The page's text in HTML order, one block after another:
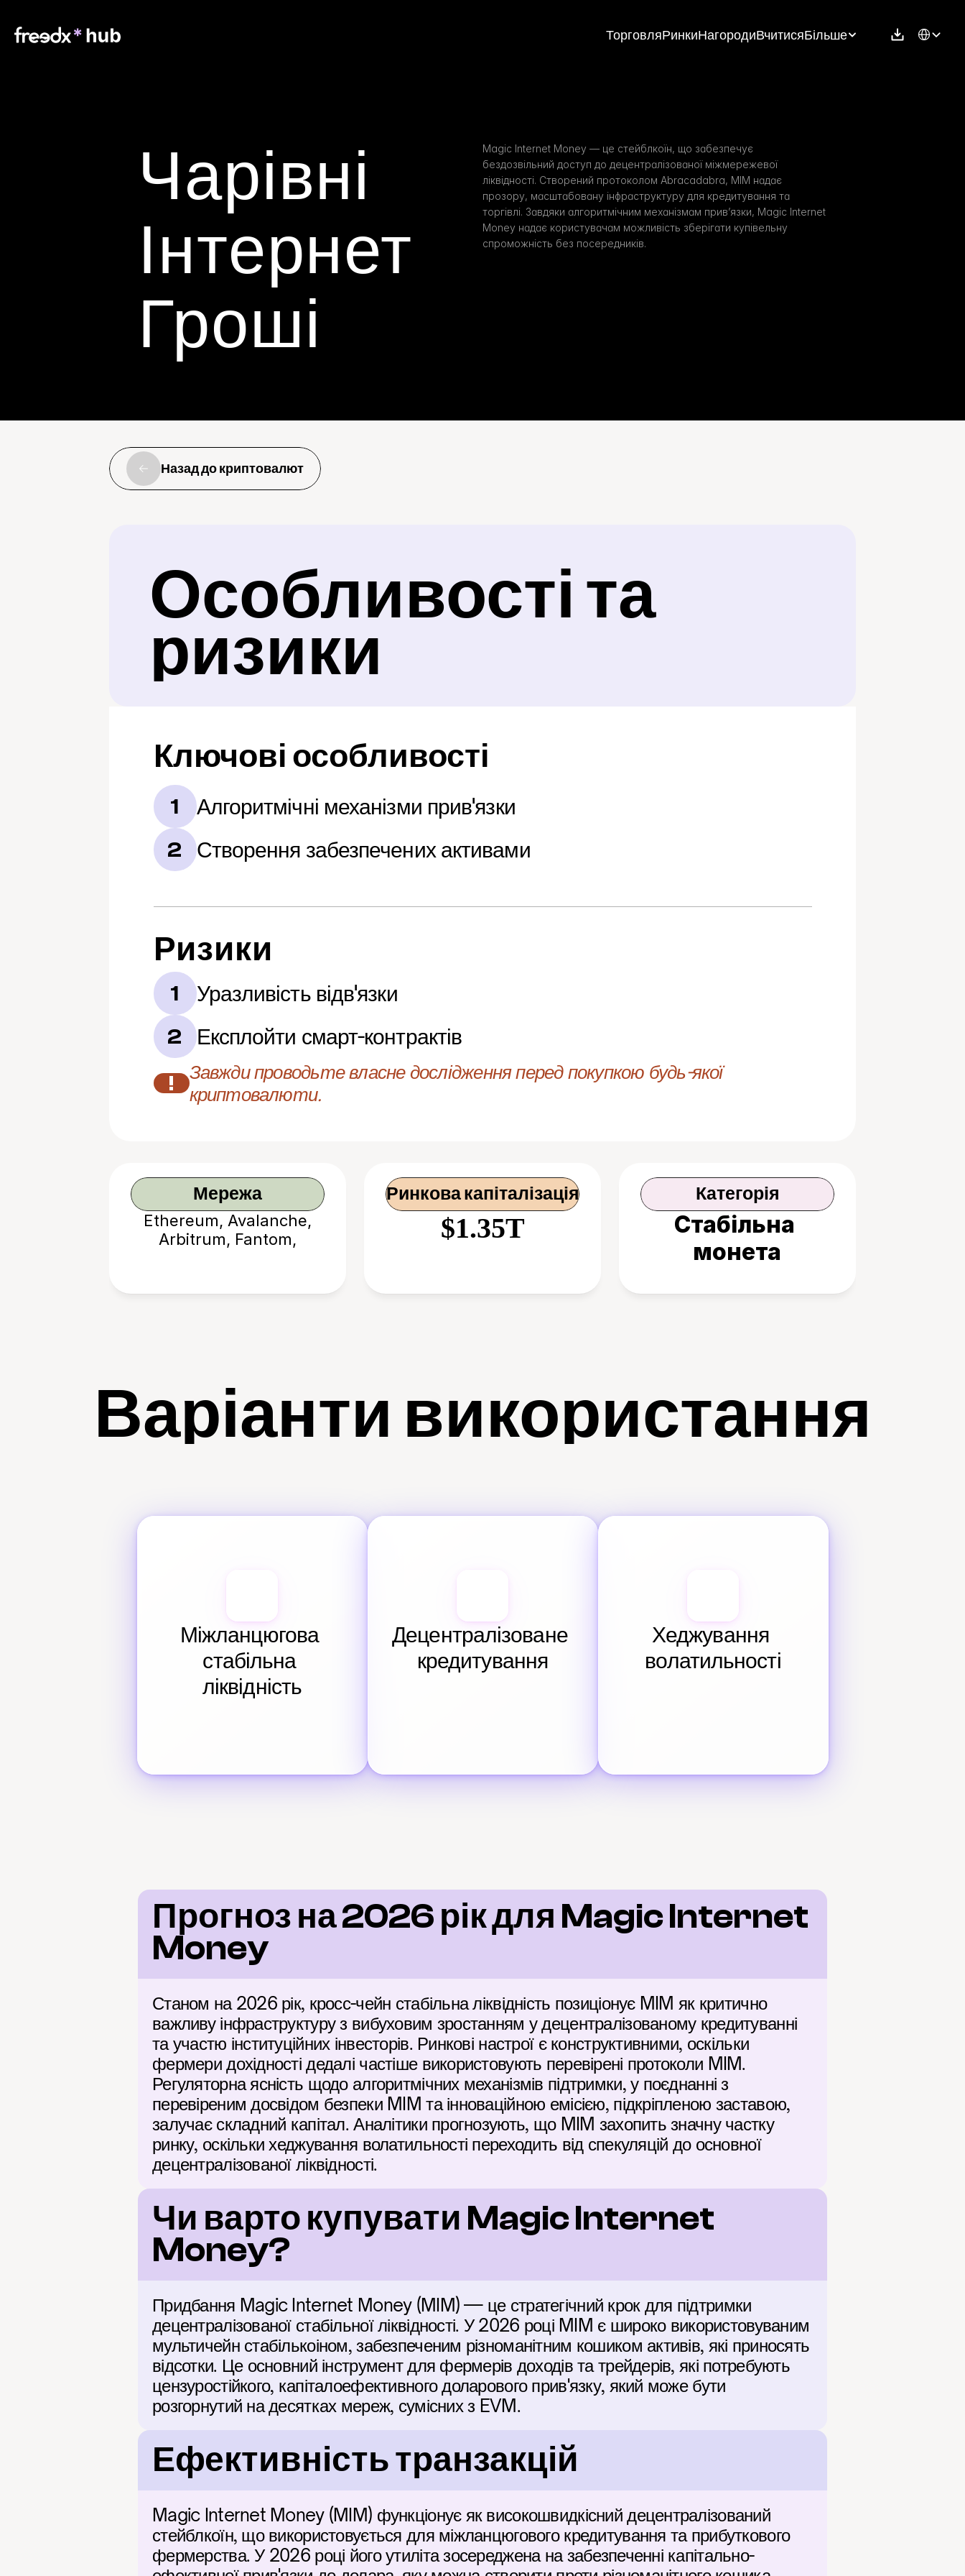
ТорговляРинкиНагородиВчитисяБільше Select
Чарівні
Інтернет
Гроші
Magic Internet Money — це стейблкоїн, що забезпечує
бездозвільний доступ до децентралізованої міжмережевої
ліквідності. Створений протоколом Abracadabra, MIM надає
прозору, масштабовану інфраструктуру для кредитування та
торгівлі. Завдяки алгоритмічним механізмам прив’язки, Magic Internet
Money надає користувачам можливість зберігати купівельну
спроможність без посередників.
Назад до криптовалют
Особливості та
ризики
Ключові особливості
1 Алгоритмічні механізми прив'язки
2 Створення забезпечених активами
Ризики
1 Уразливість відв'язки
2 Експлойти смарт-контрактів
!
Завжди проводьте власне дослідження перед покупкою будь-якої
криптовалюти.
Мережа
Ethereum, Avalanche,
Arbitrum, Fantom,
Ринкова капіталізація
$1.35T
Категорія
Стабільна
монета
Варіанти використання
Міжланцюгова
стабільна
ліквідність
Децентралізоване
кредитування
Хеджування
волатильності
Прогноз на 2026 рік для Magic Internet
Money
Станом на 2026 рік, кросс-чейн стабільна ліквідність позиціонує MIM як критично
важливу інфраструктуру з вибуховим зростанням у децентралізованому кредитуванні
та участю інституційних інвесторів. Ринкові настрої є конструктивними, оскільки
фермери дохідності дедалі частіше використовують перевірені протоколи MIM.
Регуляторна ясність щодо алгоритмічних механізмів підтримки, у поєднанні з
перевіреним досвідом безпеки MIM та інноваційною емісією, підкріпленою заставою,
залучає складний капітал. Аналітики прогнозують, що MIM захопить значну частку
ринку, оскільки хеджування волатильності переходить від спекуляцій до основної
децентралізованої ліквідності.
Чи варто купувати Magic Internet
Money?
Придбання Magic Internet Money (MIM) — це стратегічний крок для підтримки
децентралізованої стабільної ліквідності. У 2026 році MIM є широко використовуваним
мультичейн стабількоіном, забезпеченим різноманітним кошиком активів, які приносять
відсотки. Це основний інструмент для фермерів доходів та трейдерів, які потребують
цензуростійкого, капіталоефективного доларового прив'язку, який може бути
розгорнутий на десятках мереж, сумісних з EVM.
Ефективність транзакцій
Magic Internet Money (MIM) функціонує як високошвидкісний децентралізований
стейблкоїн, що використовується для міжланцюгового кредитування та прибуткового
фермерства. У 2026 році його утиліта зосереджена на забезпеченні капітально-